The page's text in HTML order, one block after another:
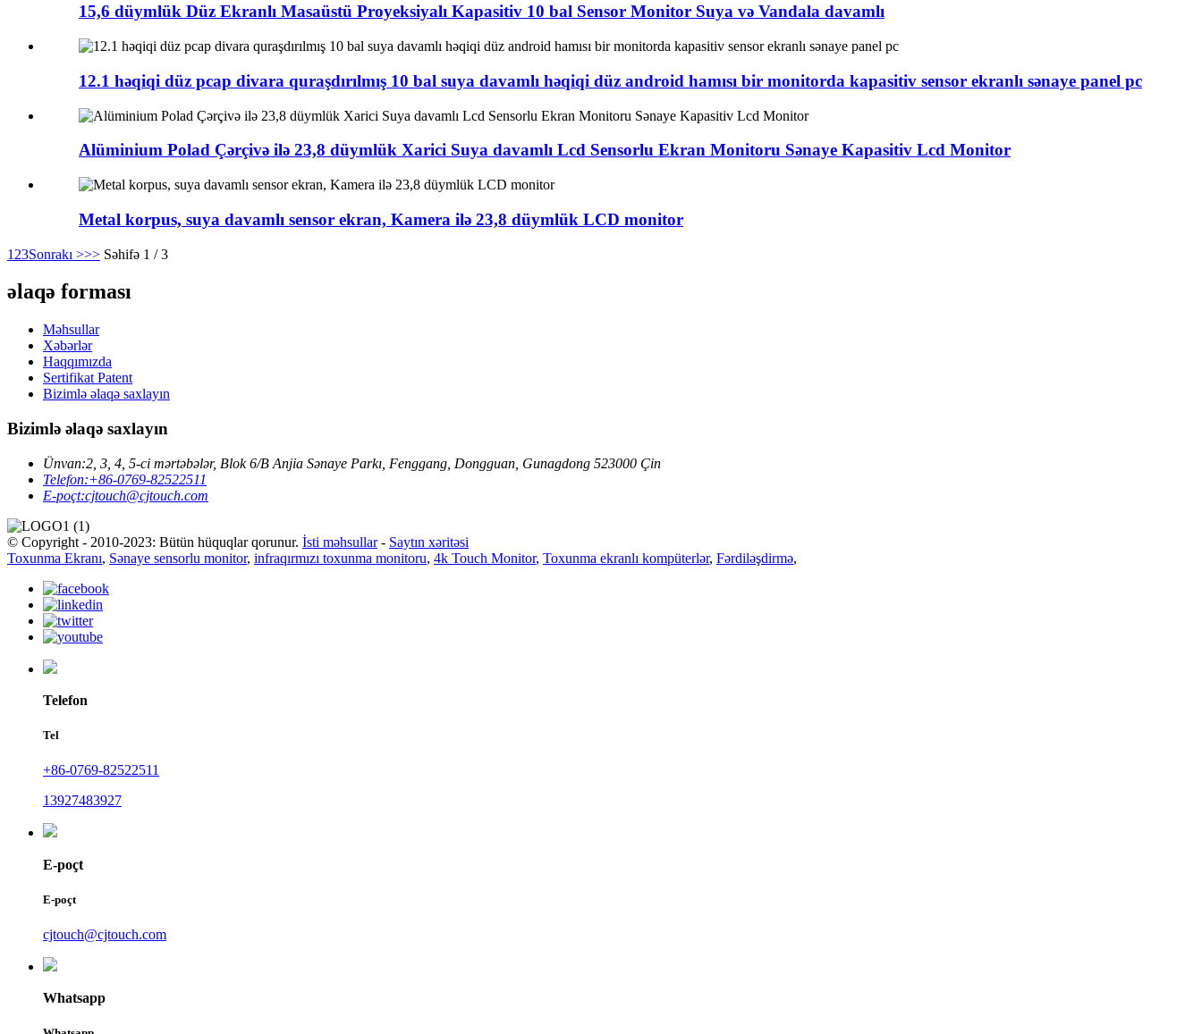
15,6 düymlük Düz Ekranlı Masaüstü Proyeksiyalı Kapasitiv 10 bal Sensor Monitor Suya və Vandala davamlı
12.1 həqiqi düz pcap divara quraşdırılmış 10 bal suya davamlı həqiqi düz android hamısı bir monitorda kapasitiv sensor ekranlı sənaye panel pc
Alüminium Polad Çərçivə ilə 23,8 düymlük Xarici Suya davamlı Lcd Sensorlu Ekran Monitoru Sənaye Kapasitiv Lcd Monitor
Metal korpus, suya davamlı sensor ekran, Kamera ilə 23,8 düymlük LCD monitor
1 23Sonrakı >>> Səhifə 1 / 3
əlaqə forması
Məhsullar
Xəbərlər
Haqqımızda
Sertifikat Patent
Bizimlə əlaqə saxlayın
Bizimlə əlaqə saxlayın
Ünvan:2, 3, 4, 5-ci mərtəbələr, Blok 6/B Anjia Sənaye Parkı, Fenggang, Dongguan, Gunagdong 523000 Çin
Telefon:+86-0769-82522511
E-poçt:cjtouch@cjtouch.com
© Copyright - 2010-2023: Bütün hüquqlar qorunur. İsti məhsullar- Saytın xəritəsi
Toxunma Ekranı, Sənaye sensorlu monitor, infraqırmızı toxunma monitoru, 4k Touch Monitor, Toxunma ekranlı kompüterlər, Fərdiləşdirmə,
Telefon
Tel
+86-0769-82522511
13927483927
E-poçt
E-poçt
cjtouch@cjtouch.com
Whatsapp